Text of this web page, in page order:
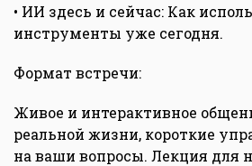
• ИИ здесь и сейчас: Как
инструменты уже сегодня.
Формат встречи:
Живое и интерактивное
реальной жизни, короткие
на ваши вопросы. Лекция для